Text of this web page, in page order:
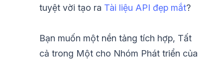
tuyệt vời tạo ra Tài liệu API đẹp mắt?
Bạn muốn một nền tảng tích hợp, Tất
cả trong Một cho Nhóm Phát triển của